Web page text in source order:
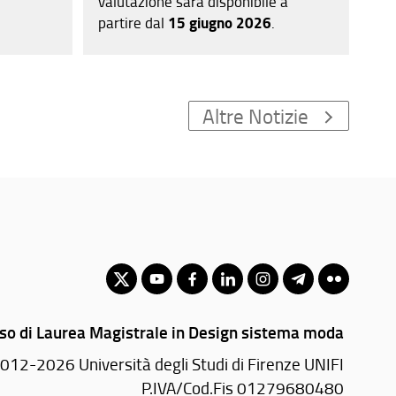
partire dal 15 giugno 2026.
Altre Notizie
di Laurea Magistrale in Design sistema moda
2026 Università degli Studi di Firenze UNIFI
P.IVA/Cod.Fis 01279680480